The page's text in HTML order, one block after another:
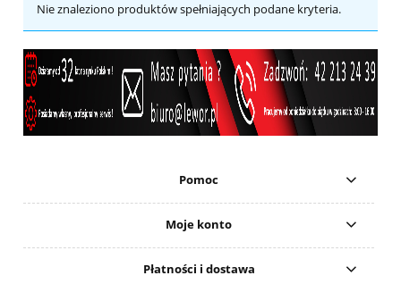
Nie znaleziono produktów spełniających podane kryteria.
Pomoc
Moje konto
Płatności i dostawa